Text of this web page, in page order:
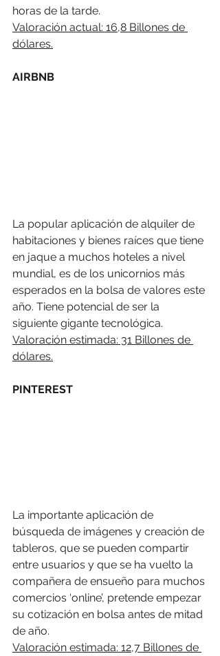
horas de la tarde.
Valoración actual: 16,8 Billones de
dólares.
AIRBNB
La popular aplicación de alquiler de
habitaciones y bienes raíces que tiene
en jaque a muchos hoteles a nivel
mundial, es de los unicornios más
esperados en la bolsa de valores este
año. Tiene potencial de ser la
siguiente gigante tecnológica.
Valoración estimada: 31 Billones de
dólares.
PINTEREST
La importante aplicación de
búsqueda de imágenes y creación de
tableros, que se pueden compartir
entre usuarios y que se ha vuelto la
compañera de ensueño para muchos
comercios ‘online’, pretende empezar
su cotización en bolsa antes de mitad
de año.
Valoración estimada: 12,7 Billones de